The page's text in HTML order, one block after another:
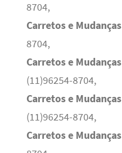
8704,
Carretos e Mudanças
8704,
Carretos e Mudanças
(11)96254-8704,
Carretos e Mudanças
(11)96254-8704,
Carretos e Mudanças